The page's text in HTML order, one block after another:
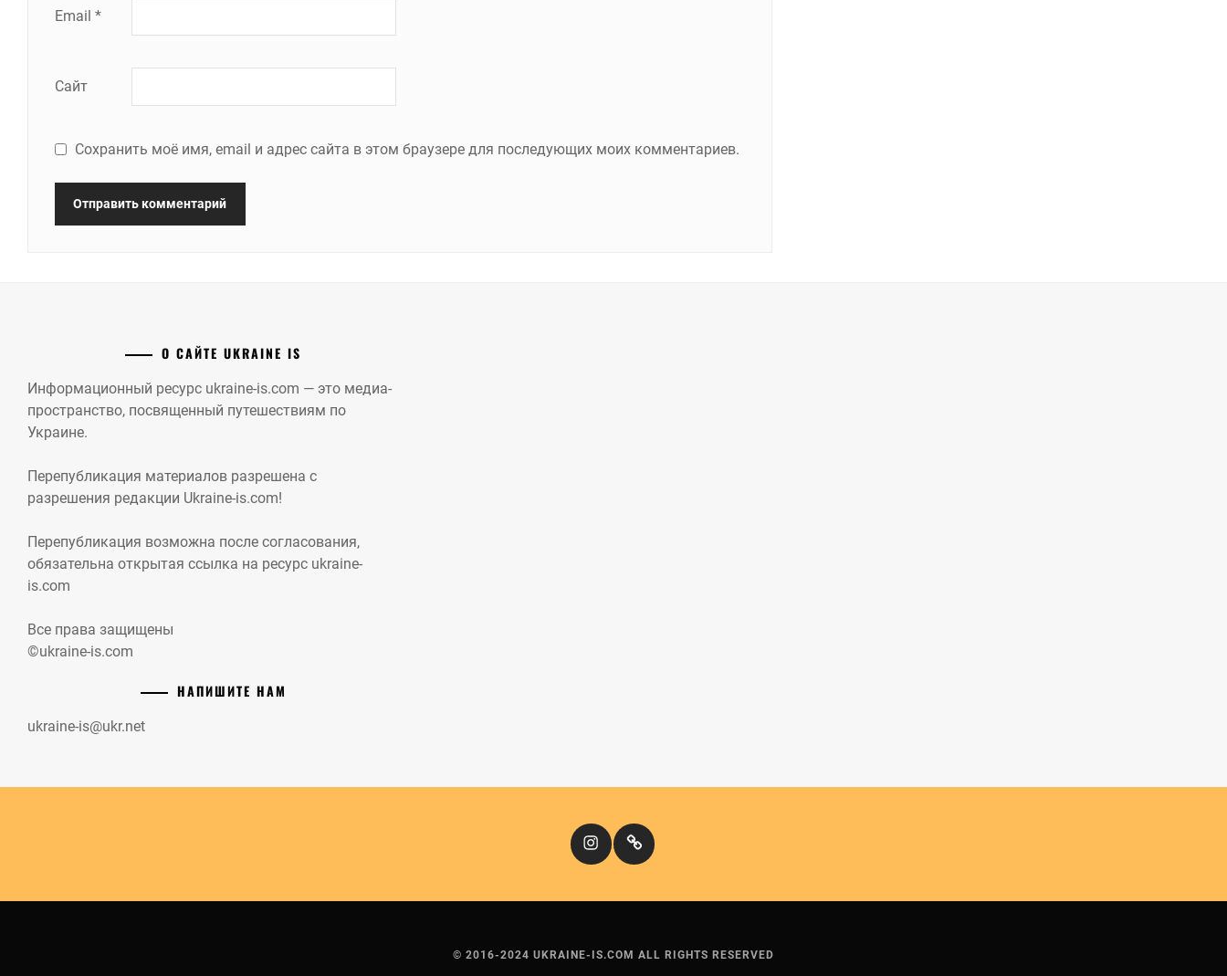
Email *
Сайт
Сохранить моё имя, email и адрес сайта в этом браузере для последующих моих комментариев.
О САЙТЕ UKRAINE IS
Информационный ресурс ukraine-is.com — это медиа-
пространство, посвященный путешествиям по
Украине.
Перепубликация материалов разрешена с
разрешения редакции Ukraine-is.com!
Перепубликация возможна после согласования,
обязательна открытая ссылка на ресурс ukraine-
is.com
Все права защищены
©ukraine-is.com
НАПИШИТЕ НАМ
ukraine-is@ukr.net
InstagramКіномандри
© 2016-2024 UKRAINE-IS.COM ALL RIGHTS RESERVED